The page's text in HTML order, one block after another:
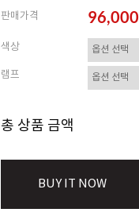
판매가격 96,000
색상
램프
총 상품 금액
BUY IT NOW